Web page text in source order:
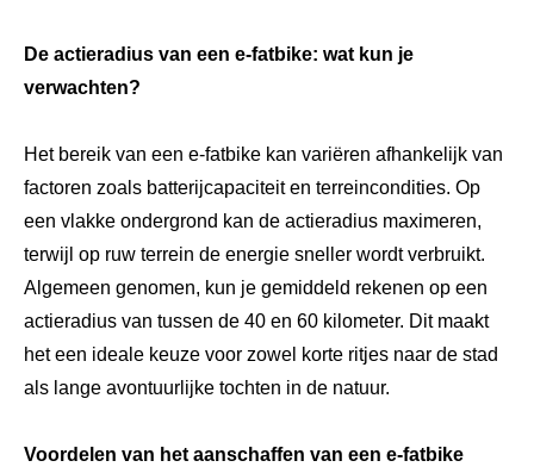
De actieradius van een e-fatbike: wat kun je
verwachten?
Het bereik van een e-fatbike kan variëren afhankelijk van
factoren zoals batterijcapaciteit en terreincondities. Op
een vlakke ondergrond kan de actieradius maximeren,
terwijl op ruw terrein de energie sneller wordt verbruikt.
Algemeen genomen, kun je gemiddeld rekenen op een
actieradius van tussen de 40 en 60 kilometer. Dit maakt
het een ideale keuze voor zowel korte ritjes naar de stad
als lange avontuurlijke tochten in de natuur.
Voordelen van het aanschaffen van een e-fatbike